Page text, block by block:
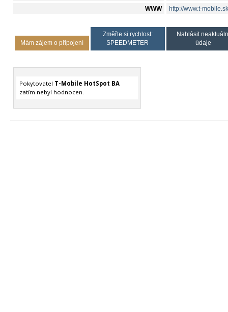
WWW http://www.t-mobile.sk
Mám zájem o připojení
Změřte si rychlost:
SPEEDMETER
Nahlásit
údaje
Pokytovatel T-Mobile HotSpot BA
zatím nebyl hodnocen.